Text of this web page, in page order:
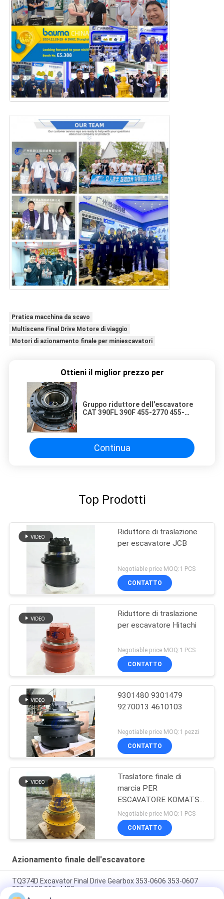
Pratica macchina da scavo
Multiscene Final Drive Motore di viaggio
Motori di azionamento finale per miniescavatori
Ottieni il miglior prezzo per
Gruppo riduttore dell'escavatore
CAT 390FL 390F 455-2770 455-
pesanti del sistema di
trasmissione ad alte prestazioni
Continua
Top Prodotti
Riduttore di traslazione
per escavatore JCB
Negotiable price MOQ:1 PCS
CONTATTO
Riduttore di traslazione
per escavatore Hitachi
Negotiable price MOQ:1 PCS
CONTATTO
9301480 9301479
9270013 4610103
Negotiable price MOQ:1 pezzi
CONTATTO
Traslatore finale di
marcia PER
ESCAVATORE KOMATSU
WA100-5
Negotiable price MOQ:1 PCS
CONTATTO
Azionamento finale dell'escavatore
TQ374D Excavator Final Drive Gearbox 353-0606 353-0607
353-0608 315-4480